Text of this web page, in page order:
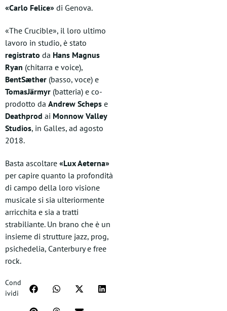
«Carlo Felice» di Genova.
«The Crucible», il loro ultimo
lavoro in studio, è stato
registrato da Hans Magnus
Ryan (chitarra e voice),
BentSæther (basso, voce) e
TomasJärmyr (batteria) e co-
prodotto da Andrew Scheps e
Deathprod ai Monnow Valley
Studios, in Galles, ad agosto
2018.
Basta ascoltare «Lux Aeterna»
per capire quanto la profondità
di campo della loro visione
musicale si sia ulteriormente
arricchita e sia a tratti
strabiliante. Un brano che è un
insieme di strutture jazz, prog,
psichedelia, Canterbury e free
rock.
Cond
ividi